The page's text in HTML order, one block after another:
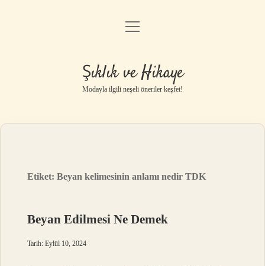
Gizlilik Politikası
Yasal Uyarı
menüyü
Şıklık ve Hikaye
Modayla ilgili neşeli öneriler keşfet!
Etiket:Beyan kelimesinin anlamı nedir TDK
Beyan Edilmesi Ne Demek
Tarih: Eylül 10, 2024